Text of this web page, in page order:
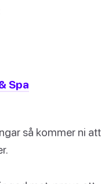
Spa
så kommer ni att